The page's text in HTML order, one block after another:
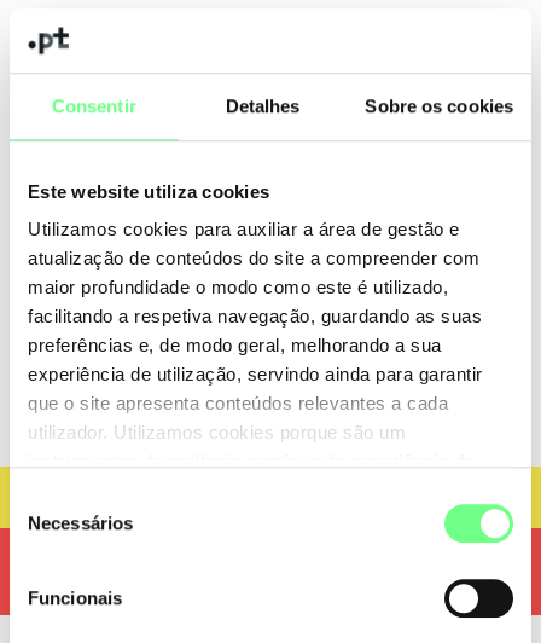
Consentir Detalhes Sobre os cookies
Este website utiliza cookies
Utilizamos cookies para auxiliar a área de gestão e
atualização de conteúdos do site a compreender com
maior profundidade o modo como este é utilizado,
facilitando a respetiva navegação, guardando as suas
preferências e, de modo geral, melhorando a sua
experiência de utilização, servindo ainda para garantir
que o site apresenta conteúdos relevantes a cada
utilizador. Utilizamos cookies porque são um
de Necessários
Funcionais
Entidade Gestora
SAMPLING LINE - SERVIÇOS E INTERNET, LDA
2675-432 Odivelas, PT
Informação do Nameserver
ns1.aftermarket.com
ns2.aftermarket.com
alterações técnicas deverá recorrer ao avaliador técnico